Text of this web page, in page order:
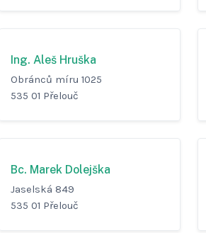
Ing. Aleš Hruška
Obránců míru 1025
535 01 Přelouč
Bc. Marek Dolejška
Jaselská 849
535 01 Přelouč